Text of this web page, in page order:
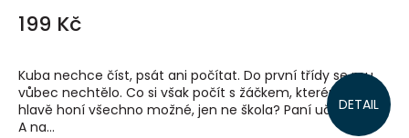
199 Kč
DETAIL
Kuba nechce číst, psát ani počítat. Do první třídy se mu
vůbec nechtělo. Co si však počít s žáčkem, kterému se v
hlavě honí všechno možné, jen ne škola? Paní učitelka z 1.
A na...